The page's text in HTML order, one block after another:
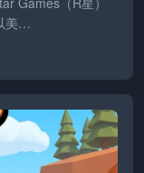
美…